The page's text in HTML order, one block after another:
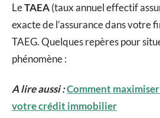
LeTAEA(taux annuel effectif
exacte de l’assurance dans votre
TAEG. Quelques repères pour
phénomène :
A lire aussi :Comment
votre crédit immobilier